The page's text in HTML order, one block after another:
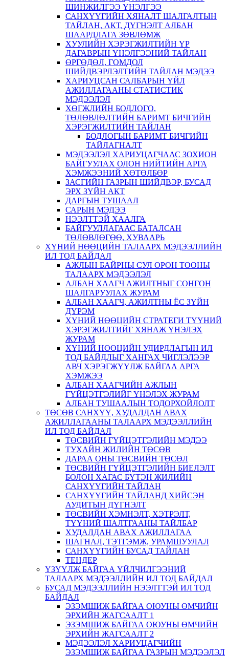
ШИНЖИЛГЭЭ ҮНЭЛГЭЭ
САНХҮҮГИЙН ХЯНАЛТ ШАЛГАЛТЫН
ТАЙЛАН, АКТ, ДҮГНЭЛТ АЛБАН
ШААРДЛАГА ЗӨВЛӨМЖ
ХУУЛИЙН ХЭРЭГЖИЛТИЙН ҮР
ДАГАВРЫН ҮНЭЛГЭЭНИЙ ТАЙЛАН
ӨРГӨДӨЛ, ГОМДОЛ
ШИЙДВЭРЛЭЛТИЙН ТАЙЛАН МЭДЭЭ
ХАРИУЦСАН САЛБАРЫН ҮЙЛ
АЖИЛЛАГААНЫ СТАТИСТИК
МЭДЭЭЛЭЛ
ХӨГЖЛИЙН БОДЛОГО,
ТӨЛӨВЛӨЛТИЙН БАРИМТ БИЧГИЙН
ХЭРЭГЖИЛТИЙН ТАЙЛАН
БОДЛОГЫН БАРИМТ БИЧГИЙН
ТАЙЛАГНАЛТ
МЭДЭЭЛЭЛ ХАРИУЦАГЧААС ЗОХИОН
БАЙГУУЛАХ ОЛОН НИЙТИЙН АРГА
ХЭМЖЭЭНИЙ ХӨТӨЛБӨР
ЗАСГИЙН ГАЗРЫН ШИЙДВЭР, БУСАД
ЭРХ ЗҮЙН АКТ
ДАРГЫН ТУШААЛ
САРЫН МЭДЭЭ
НЭЭЛТТЭЙ ХААЛГА
БАЙГУУЛЛАГААС БАТАЛСАН
ТӨЛӨВЛӨГӨӨ, ХУВААРЬ
ХҮНИЙ НӨӨЦИЙН ТАЛААРХ МЭДЭЭЛЛИЙН
ИЛ ТОД БАЙДАЛ
АЖЛЫН БАЙРНЫ СУЛ ОРОН ТООНЫ
ТАЛААРХ МЭДЭЭЛЭЛ
АЛБАН ХААГЧ АЖИЛТНЫГ СОНГОН
ШАЛГАРУУЛАХ ЖУРАМ
АЛБАН ХААГЧ, АЖИЛТНЫ ЁС ЗҮЙН
ДҮРЭМ
ХҮНИЙ НӨӨЦИЙН СТРАТЕГИ ТҮҮНИЙ
ХЭРЭГЖИЛТИЙГ ХЯНАЖ ҮНЭЛЭХ
ЖУРАМ
ХҮНИЙ НӨӨЦИЙН УДИРДЛАГЫН ИЛ
ТОД БАЙДЛЫГ ХАНГАХ ЧИГЛЭЛЭЭР
АВЧ ХЭРЭГЖҮҮЛЖ БАЙГАА АРГА
ХЭМЖЭЭ
АЛБАН ХААГЧИЙН АЖЛЫН
ГҮЙЦЭТГЭЛИЙГ ҮНЭЛЭХ ЖУРАМ
АЛБАН ТУШААЛЫН ТОДОРХОЙЛОЛТ
ТӨСӨВ САНХҮҮ, ХУДАЛДАН АВАХ
АЖИЛЛАГААНЫ ТАЛААРХ МЭДЭЭЛЛИЙН
ИЛ ТОД БАЙДАЛ
ТӨСВИЙН ГҮЙЦЭТГЭЛИЙН МЭДЭЭ
ТУХАЙН ЖИЛИЙН ТӨСӨВ
ДАРАА ОНЫ ТӨСВИЙН ТӨСӨЛ
ТӨСВИЙН ГҮЙЦЭТГЭЛИЙН БИЕЛЭЛТ
БОЛОН ХАГАС БҮТЭН ЖИЛИЙН
САНХҮҮГИЙН ТАЙЛАН
САНХҮҮГИЙН ТАЙЛАНД ХИЙСЭН
АУДИТЫН ДҮГНЭЛТ
ТӨСВИЙН ХЭМНЭЛТ, ХЭТРЭЛТ,
ТҮҮНИЙ ШАЛТГААНЫ ТАЙЛБАР
ХУДАЛДАН АВАХ АЖИЛЛАГАА
ШАГНАЛ, ТЭТГЭМЖ, УРАМШУУЛАЛ
САНХҮҮГИЙН БУСАД ТАЙЛАН
ТЕНДЕР
ҮЗҮҮЛЖ БАЙГАА ҮЙЛЧИЛГЭЭНИЙ
ТАЛААРХ МЭДЭЭЛЛИЙН ИЛ ТОД БАЙДАЛ
БУСАД МЭДЭЭЛЛИЙН НЭЭЛТТЭЙ ИЛ ТОД
БАЙДАЛ
ЭЗЭМШИЖ БАЙГАА ОЮУНЫ ӨМЧИЙН
ЭРХИЙН ЖАГСААЛТ 1
ЭЗЭМШИЖ БАЙГАА ОЮУНЫ ӨМЧИЙН
ЭРХИЙН ЖАГСААЛТ 2
МЭДЭЭЛЭЛ ХАРИУЦАГЧИЙН
ЭЗЭМШИЖ БАЙГАА ГАЗРЫН МЭДЭЭЛЭЛ